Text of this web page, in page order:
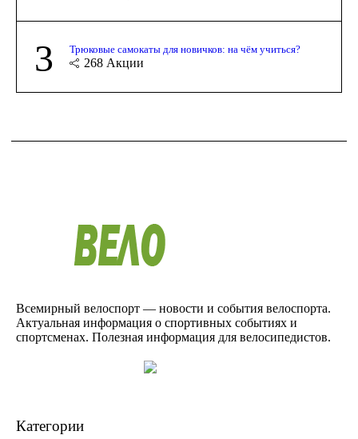
3 Трюковые самокаты для новичков: на чём учиться?
268 Акции
Всемирный велоспорт — новости и события велоспорта.
Актуальная информация о спортивных событиях и
спортсменах. Полезная информация для велосипедистов.
Категории